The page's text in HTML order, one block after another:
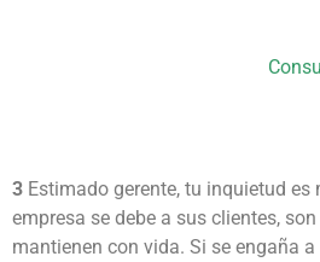
3 Estimado gerente, tu inquietud es
empresa se debe a sus clientes,
mantienen con vida. Si se engaña